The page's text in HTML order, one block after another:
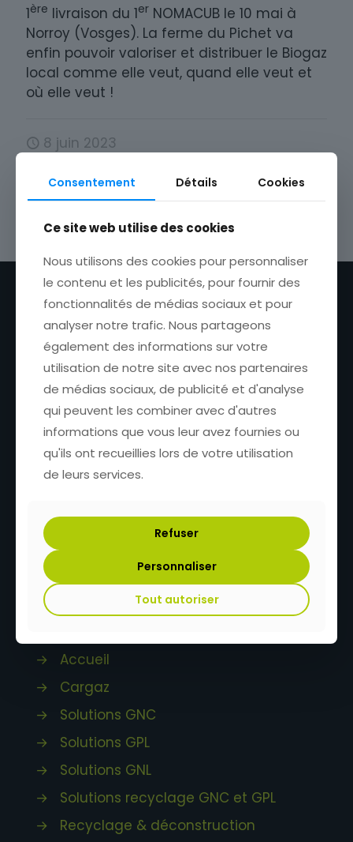
1ère livraison du 1er NOMACUB le 10 mai à
Norroy (Vosges). La ferme du Pichet va
enfin pouvoir valoriser et distribuer le Biogaz
local comme elle veut, quand elle veut et
où elle veut !
8 juin 2023
Cargaz
des solutions innovantes
dédiées au transfert de gaz
+33 4 74 01 87 06
252 impasse des Quatre Vents
69210 Fleurieux-sur-l'Arbresle
France
→
Accueil
→
Cargaz
→
Solutions GNC
→
Solutions GPL
→
Solutions GNL
→
Solutions recyclage GNC et GPL
→
Recyclage & déconstruction
Consentement Détails Cookies
Ce site web utilise des cookies
Nous utilisons des cookies pour personnaliser
le contenu et les publicités, pour fournir des
fonctionnalités de médias sociaux et pour
analyser notre trafic. Nous partageons
également des informations sur votre
utilisation de notre site avec nos partenaires
de médias sociaux, de publicité et d'analyse
qui peuvent les combiner avec d'autres
informations que vous leur avez fournies ou
qu'ils ont recueillies lors de votre utilisation
de leurs services.
Refuser
Personnaliser
Tout autoriser